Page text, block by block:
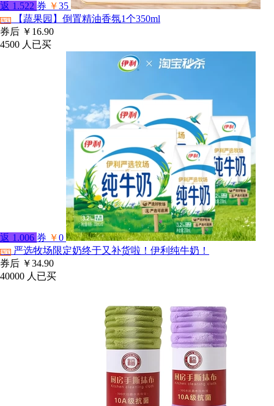
返 1.522 券 ￥35
淘宝
【蔬果园】倒置精油香氛1个350ml
券后 ￥16.90
4500 人已买
返 1.006 券 ￥0
淘宝
严选牧场限定奶终于又补货啦！伊利纯牛奶！
券后 ￥34.90
40000 人已买